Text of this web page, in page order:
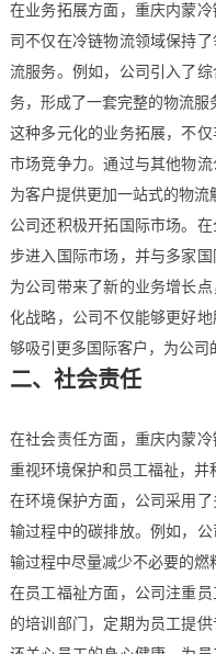
在业务拓展方面，重庆内蒙
司不仅在冷链物流领域保持
流服务。例如，公司引入了
务，形成了一套完整的物流服
这种多元化的业务拓展，不
市场竞争力。通过与其他物
为客户提供更加一站式的物流
公司还积极开拓国际市场。
步进入国际市场，并与多家
为公司带来了新的业务增长
化战略，公司不仅能够更好
够吸引更多国际客户，为公司
二、社会责任
在社会责任方面，重庆内蒙
重视环境保护和员工福祉，并
在环境保护方面，公司采用
输过程中的碳排放。例如，
输过程中尽量减少不必要的燃
在员工福祉方面，公司注重
的培训部门，定期为员工提